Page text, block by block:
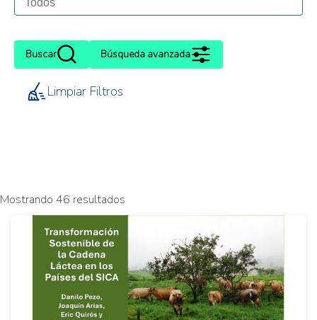
Buscar Búsqueda avanzada
Limpiar Filtros
Mostrando 46 resultados